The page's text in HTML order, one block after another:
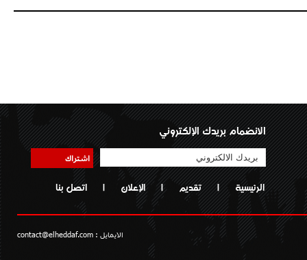
الانضمام بريدك الإلكتروني
اشتراك
الرئيسية | تقديم | الإعلان | اتصل بنا
الايمايل : contact@elheddaf.com